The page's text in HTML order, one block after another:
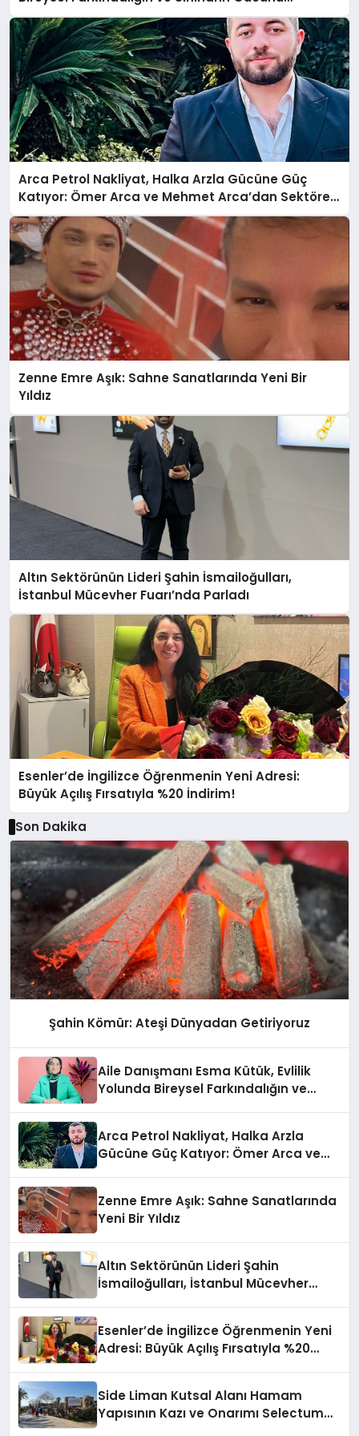
Anlatıyor
Arca Petrol Nakliyat, Halka Arzla Gücüne Güç
Katıyor: Ömer Arca ve Mehmet Arca’dan Sektöre
Güçlü Yatırım
Zenne Emre Aşık: Sahne Sanatlarında Yeni Bir
Yıldız
Altın Sektörünün Lideri Şahin İsmailoğulları,
İstanbul Mücevher Fuarı’nda Parladı ￼
Esenler’de İngilizce Öğrenmenin Yeni Adresi:
Büyük Açılış Fırsatıyla %20 İndirim!
Son Dakika
Şahin Kömür: Ateşi Dünyadan Getiriyoruz
Aile Danışmanı Esma Kütük, Evlilik
Yolunda Bireysel Farkındalığın ve
Arca Petrol Nakliyat, Halka Arzla
Gücüne Güç Katıyor: Ömer Arca ve
Zenne Emre Aşık: Sahne Sanatlarında
Yeni Bir Yıldız
Altın Sektörünün Lideri Şahin
İsmailoğulları, İstanbul Mücevher
Esenler’de İngilizce Öğrenmenin Yeni
Adresi: Büyük Açılış Fırsatıyla %20
Side Liman Kutsal Alanı Hamam
Yapısının Kazı ve Onarımı Selectum